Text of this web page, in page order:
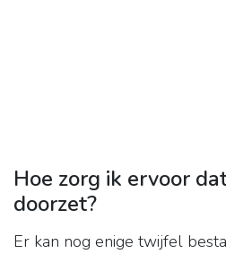
Hoe zorg ik ervoor
doorzet?
Er kan nog enige twijfel